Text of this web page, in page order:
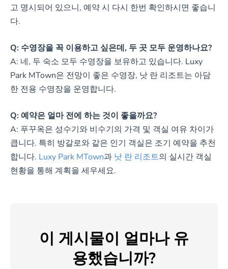
고 명시되어 있으니, 예약 시 다시 한번 확인하시면 좋습니
다.
Q: 수영장을 꼭 이용하고 싶은데, 두 곳 모두 운영하나요?
A: 네, 두 숙소 모두 수영장을 보유하고 있습니다. Luxy
Park MTown은 전망이 좋은 수영장, 낫 란 리조트는 아담
한 전용 수영장을 운영합니다.
Q: 예약은 얼마 전에 하는 것이 좋을까요?
A: 푸꾸옥은 성수기와 비수기의 가격 및 객실 여유 차이가
큽니다. 특히 방갈로와 같은 인기 객실은 조기 예약을 추천
합니다. Luxy Park MTown과 낫 란 리조트의 실시간 객실
현황을 통해 계획을 세우세요.
이 게시물이 얼마나 유
용했습니까?